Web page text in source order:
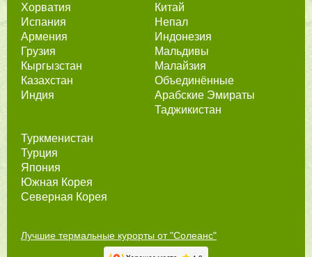
Хорватия
Испания
Армения
Грузия
Кыргызстан
Казахстан
Индия
Китай
Непал
Индонезия
Мальдивы
Малайзия
Объединённые
Арабские Эмираты
Таджикистан
Туркменистан
Турция
Япония
Южная Корея
Северная Корея
Лучшие термальные курорты от "Солеанс"